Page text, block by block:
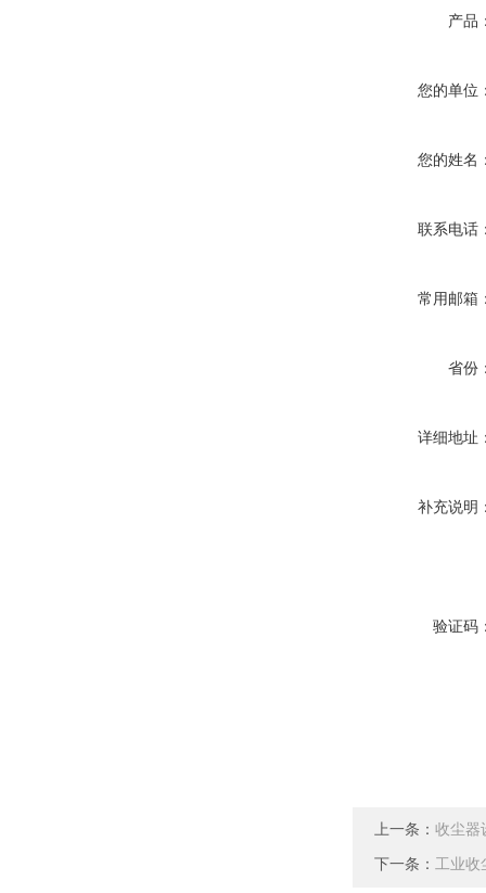
产品
您的单位
您的姓名
联系电话
常用邮箱
省份
详细地址
补充说明
验证码
上一条： 收尘器
下一条： 工业